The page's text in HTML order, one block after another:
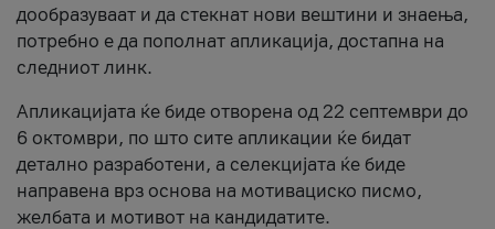
дообразуваат и да стекнат нови вештини и знаења,
потребно е да пополнат апликација, достапна на
следниот линк.
Апликацијата ќе биде отворена од 22 септември до
6 октомври, по што сите апликации ќе бидат
детално разработени, а селекцијата ќе биде
направена врз основа на мотивациско писмо,
желбата и мотивот на кандидатите.